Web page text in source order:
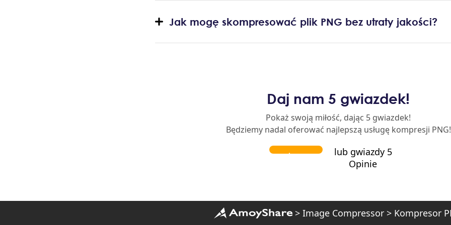
Jak mogę skompresować plik PNG bez utraty jakości?
Daj nam 5 gwiazdek!
Pokaż swoją miłość, dając 5 gwiazdek!
Będziemy nadal oferować najlepszą usługę kompresji PNG!
lub gwiazdy 5
Opinie
> Image Compressor> Kompresor